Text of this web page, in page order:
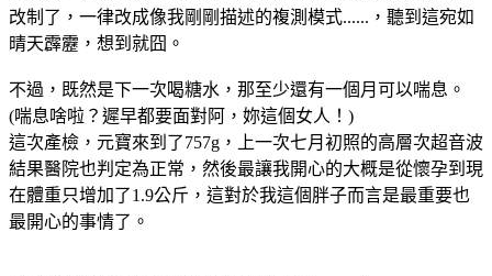
改制了，一律改成像我剛剛描述的複測模式......，聽到這宛如
晴天霹靂，想到就囧。
不過，既然是下一次喝糖水，那至少還有一個月可以喘息。
(喘息啥啦？遲早都要面對阿，妳這個女人！)
這次產檢，元寶來到了757g，上一次七月初照的高層次超音波
結果醫院也判定為正常，然後最讓我開心的大概是從懷孕到現
在體重只增加了1.9公斤，這對於我這個胖子而言是最重要也
最開心的事情了。